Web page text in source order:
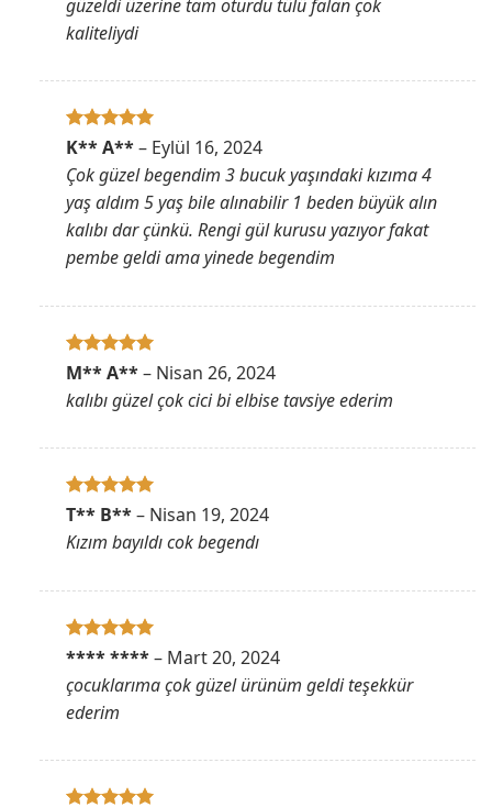
güzeldi üzerine tam oturdu tülü falan çok
kaliteliydi
5 üzerinden
K** A**– Eylül 16, 2024
Çok güzel begendim 3 bucuk yaşındaki kızıma 4
yaş aldım 5 yaş bile alınabilir 1 beden büyük alın
kalıbı dar çünkü. Rengi gül kurusu yazıyor fakat
pembe geldi ama yinede begendim
5 üzerinden
M** A**– Nisan 26, 2024
kalıbı güzel çok cici bi elbise tavsiye ederim
5 üzerinden
T** B**– Nisan 19, 2024
Kızım bayıldı cok begendı
5 üzerinden
**** ****– Mart 20, 2024
çocuklarıma çok güzel ürünüm geldi teşekkür
ederim